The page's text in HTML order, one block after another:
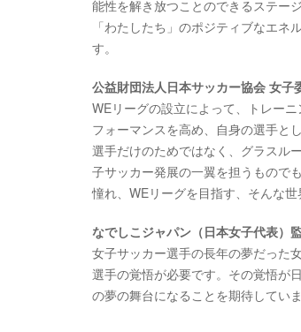
能性を解き放つことのできるステー
「わたしたち」のポジティブなエ
す。
公益財団法人日本サッカー協会 女
WEリーグの設立によって、トレー
フォーマンスを高め、自身の選手と
選手だけのためではなく、グラスル
子サッカー発展の一翼を担うもので
憧れ、WEリーグを目指す、そんな世
なでしこジャパン（日本女子代表
女子サッカー選手の長年の夢だった
選手の覚悟が必要です。その覚悟が
の夢の舞台になることを期待してい